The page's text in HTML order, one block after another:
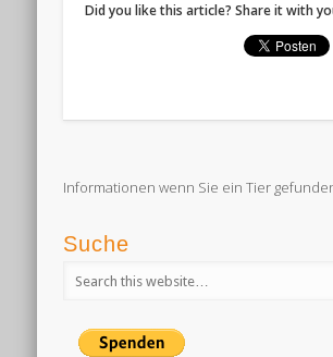
Did you like this article? Share it with
Informationen wenn Sie ein Tier
Suche